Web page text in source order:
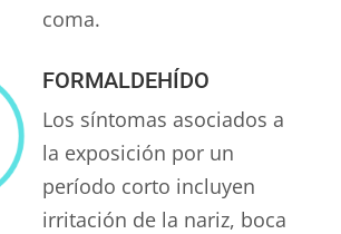
coma.
FORMALDEHÍDO
Los síntomas asociados a
la exposición por un
período corto incluyen
irritación de la nariz, boca